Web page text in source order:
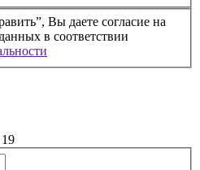
Вы даете согласие на
в соответствии